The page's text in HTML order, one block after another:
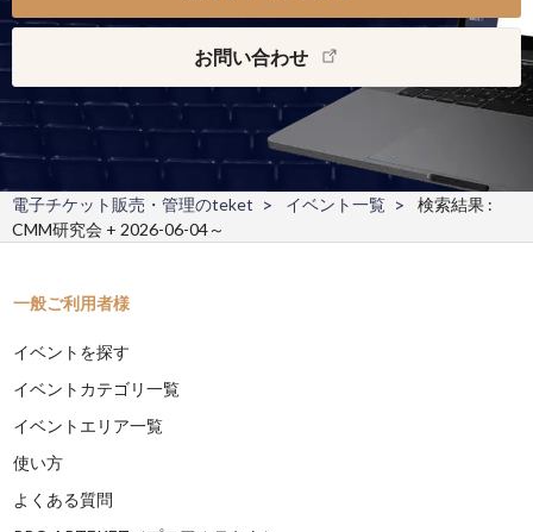
お問い合わせ
電子チケット販売・管理のteket イベント一覧
検索結果 :
CMM研究会 + 2026-06-04～
一般ご利用者様
イベントを探す
イベントカテゴリ一覧
イベントエリア一覧
使い方
よくある質問